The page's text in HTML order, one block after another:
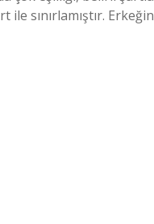
sınırlamıştır.